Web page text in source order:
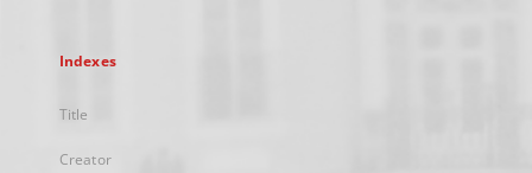
Indexes
Title
Creator